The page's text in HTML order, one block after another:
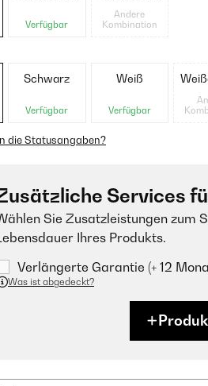
Verfügbar
Andere
Kombination
Schwarz
Verfügbar
Weiß
Verfügbar
die Statusangaben?
Services
Sie Zusatzleistungen zum
Ihres Produkts.
Verlängerte Garantie (+ 12
Was ist abgedeckt?